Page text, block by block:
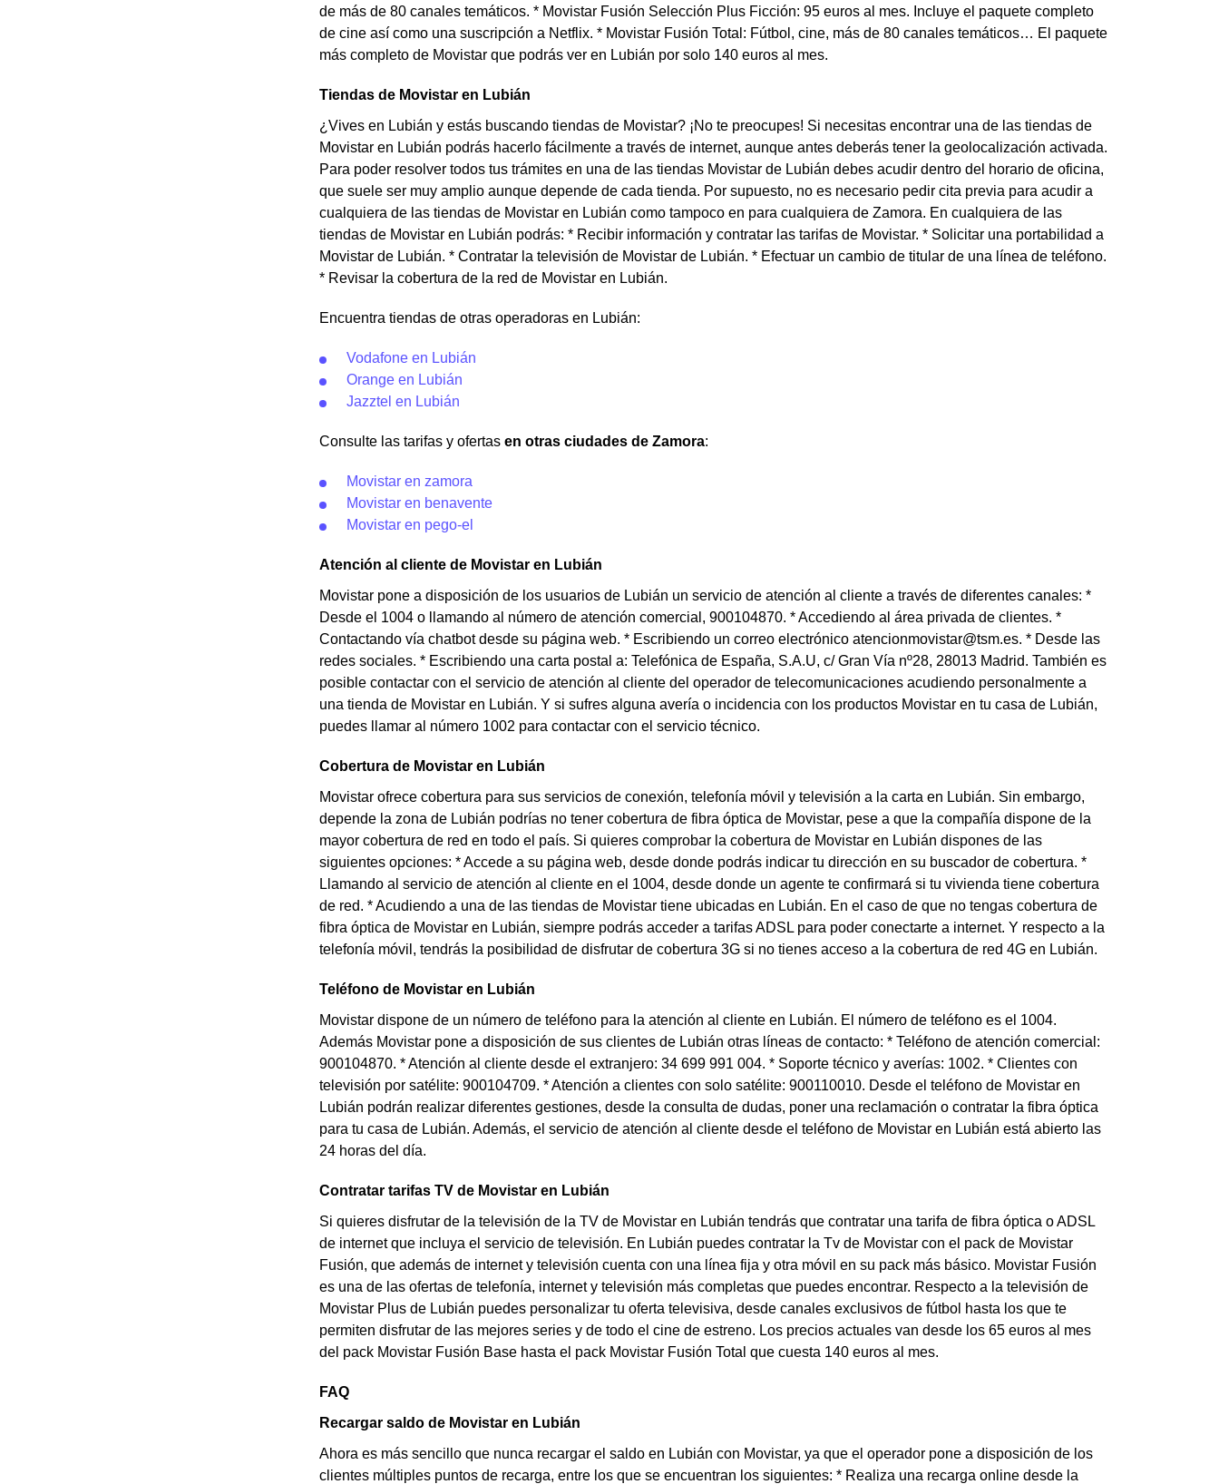
de más de 80 canales temáticos. * Movistar Fusión Selección Plus Ficción: 95 euros al mes. Incluye el paquete completo
de cine así como una suscripción a Netflix. * Movistar Fusión Total: Fútbol, cine, más de 80 canales temáticos… El paquete
más completo de Movistar que podrás ver en Lubián por solo 140 euros al mes.
Tiendas de Movistar en Lubián
¿Vives en Lubián y estás buscando tiendas de Movistar? ¡No te preocupes! Si necesitas encontrar una de las tiendas de
Movistar en Lubián podrás hacerlo fácilmente a través de internet, aunque antes deberás tener la geolocalización activada.
Para poder resolver todos tus trámites en una de las tiendas Movistar de Lubián debes acudir dentro del horario de oficina,
que suele ser muy amplio aunque depende de cada tienda. Por supuesto, no es necesario pedir cita previa para acudir a
cualquiera de las tiendas de Movistar en Lubián como tampoco en para cualquiera de Zamora. En cualquiera de las
tiendas de Movistar en Lubián podrás: * Recibir información y contratar las tarifas de Movistar. * Solicitar una portabilidad a
Movistar de Lubián. * Contratar la televisión de Movistar de Lubián. * Efectuar un cambio de titular de una línea de teléfono.
* Revisar la cobertura de la red de Movistar en Lubián.
Encuentra tiendas de otras operadoras en Lubián:
Vodafone en Lubián
Orange en Lubián
Jazztel en Lubián
Consulte las tarifas y ofertas en otras ciudades de Zamora:
Movistar en zamora
Movistar en benavente
Movistar en pego-el
Atención al cliente de Movistar en Lubián
Movistar pone a disposición de los usuarios de Lubián un servicio de atención al cliente a través de diferentes canales: *
Desde el 1004 o llamando al número de atención comercial, 900104870. * Accediendo al área privada de clientes. *
Contactando vía chatbot desde su página web. * Escribiendo un correo electrónico atencionmovistar@tsm.es. * Desde las
redes sociales. * Escribiendo una carta postal a: Telefónica de España, S.A.U, c/ Gran Vía nº28, 28013 Madrid. También es
posible contactar con el servicio de atención al cliente del operador de telecomunicaciones acudiendo personalmente a
una tienda de Movistar en Lubián. Y si sufres alguna avería o incidencia con los productos Movistar en tu casa de Lubián,
puedes llamar al número 1002 para contactar con el servicio técnico.
Cobertura de Movistar en Lubián
Movistar ofrece cobertura para sus servicios de conexión, telefonía móvil y televisión a la carta en Lubián. Sin embargo,
depende la zona de Lubián podrías no tener cobertura de fibra óptica de Movistar, pese a que la compañía dispone de la
mayor cobertura de red en todo el país. Si quieres comprobar la cobertura de Movistar en Lubián dispones de las
siguientes opciones: * Accede a su página web, desde donde podrás indicar tu dirección en su buscador de cobertura. *
Llamando al servicio de atención al cliente en el 1004, desde donde un agente te confirmará si tu vivienda tiene cobertura
de red. * Acudiendo a una de las tiendas de Movistar tiene ubicadas en Lubián. En el caso de que no tengas cobertura de
fibra óptica de Movistar en Lubián, siempre podrás acceder a tarifas ADSL para poder conectarte a internet. Y respecto a la
telefonía móvil, tendrás la posibilidad de disfrutar de cobertura 3G si no tienes acceso a la cobertura de red 4G en Lubián.
Teléfono de Movistar en Lubián
Movistar dispone de un número de teléfono para la atención al cliente en Lubián. El número de teléfono es el 1004.
Además Movistar pone a disposición de sus clientes de Lubián otras líneas de contacto: * Teléfono de atención comercial:
900104870. * Atención al cliente desde el extranjero: 34 699 991 004. * Soporte técnico y averías: 1002. * Clientes con
televisión por satélite: 900104709. * Atención a clientes con solo satélite: 900110010. Desde el teléfono de Movistar en
Lubián podrán realizar diferentes gestiones, desde la consulta de dudas, poner una reclamación o contratar la fibra óptica
para tu casa de Lubián. Además, el servicio de atención al cliente desde el teléfono de Movistar en Lubián está abierto las
24 horas del día.
Contratar tarifas TV de Movistar en Lubián
Si quieres disfrutar de la televisión de la TV de Movistar en Lubián tendrás que contratar una tarifa de fibra óptica o ADSL
de internet que incluya el servicio de televisión. En Lubián puedes contratar la Tv de Movistar con el pack de Movistar
Fusión, que además de internet y televisión cuenta con una línea fija y otra móvil en su pack más básico. Movistar Fusión
es una de las ofertas de telefonía, internet y televisión más completas que puedes encontrar. Respecto a la televisión de
Movistar Plus de Lubián puedes personalizar tu oferta televisiva, desde canales exclusivos de fútbol hasta los que te
permiten disfrutar de las mejores series y de todo el cine de estreno. Los precios actuales van desde los 65 euros al mes
del pack Movistar Fusión Base hasta el pack Movistar Fusión Total que cuesta 140 euros al mes.
FAQ
Recargar saldo de Movistar en Lubián
Ahora es más sencillo que nunca recargar el saldo en Lubián con Movistar, ya que el operador pone a disposición de los
clientes múltiples puntos de recarga, entre los que se encuentran los siguientes: * Realiza una recarga online desde la